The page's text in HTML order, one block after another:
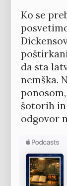
Ko se
da sta
nemška.
šotorih
odgovor